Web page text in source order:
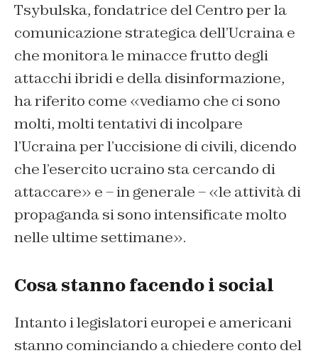
Tsybulska, fondatrice del Centro per la
comunicazione strategica dell’Ucraina e
che monitora le minacce frutto degli
attacchi ibridi e della disinformazione,
ha riferito come «vediamo che ci sono
molti, molti tentativi di incolpare
l’Ucraina per l’uccisione di civili, dicendo
che l’esercito ucraino sta cercando di
attaccare» e – in generale – «le attività di
propaganda si sono intensificate molto
nelle ultime settimane».
Cosa stanno facendo i social
Intanto i legislatori europei e americani
stanno cominciando a chiedere conto del